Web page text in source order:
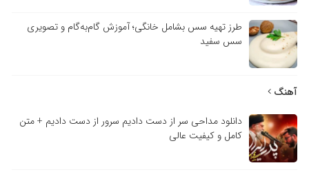
طرز تهیه سس بشامل خانگی؛ آموزش گام‌به‌گام و تصویری
سس سفید
آهنگ
دانلود مداحی سر از دست دادیم سرور از دست دادیم + متن
کامل و کیفیت عالی